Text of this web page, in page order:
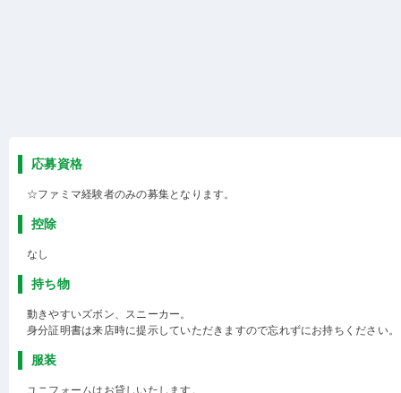
応募資格
☆ファミマ経験者のみの募集となります。
控除
なし
持ち物
動きやすいズボン、スニーカー。
身分証明書は来店時に提示していただきますので忘れずにお持ちください。
服装
ユニフォームはお貸しいたします。